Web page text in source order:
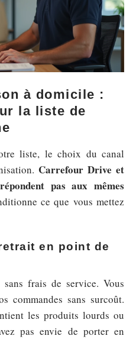
à domicile :
la liste de
liste, le choix du canal
Carrefour Drive et
pas aux mêmes
ce que vous mettez
en point de
frais de service. Vous
commandes sans surcoût.
les produits lourds ou
pas envie de porter en